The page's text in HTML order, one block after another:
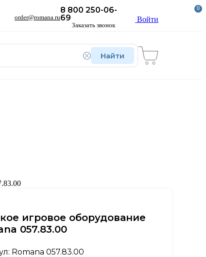
order@romana.ru
8 800 250-06-
69
Заказать звонок
Войти
Найти
0
игровое оборудование
057.83.00
Romana 057.83.00